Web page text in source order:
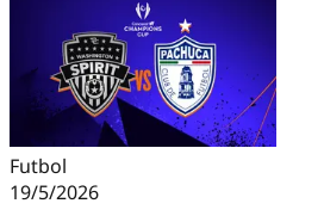
Futbol
19/5/2026